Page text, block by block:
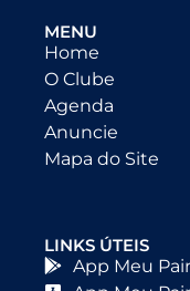
MENU
Home
O Clube
Agenda
Anuncie
Mapa do Site
LINKS ÚTEIS
App Meu